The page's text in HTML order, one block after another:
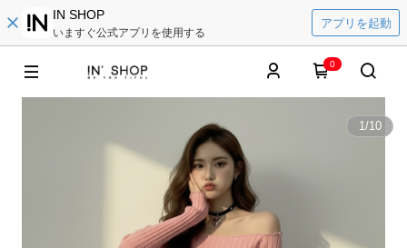
IN SHOP
いますぐ公式アプリを使用する
アプリを起動
0
1/10